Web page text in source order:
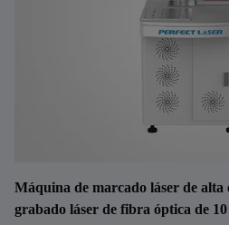
Máquina de marcado láser de alta
grabado láser de fibra óptica de